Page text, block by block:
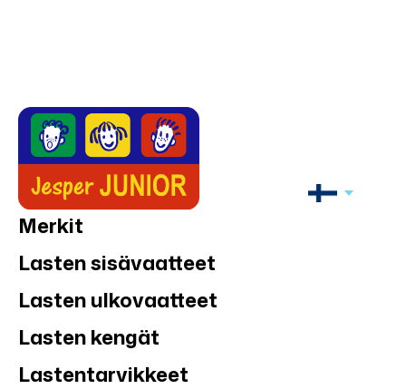
Merkit
Lasten sisävaatteet
Lasten ulkovaatteet
Lasten kengät
Lastentarvikkeet